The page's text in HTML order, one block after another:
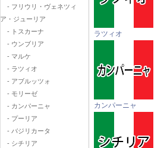
- フリウリ・ヴェネツィ
ア・ジューリア
- トスカーナ
- ウンブリア
- マルケ
- ラツィオ
- アブルッツォ
- モリーゼ
- カンパーニャ
- プーリア
- バジリカータ
- シチリア
ラツィオ
カンパーニャ